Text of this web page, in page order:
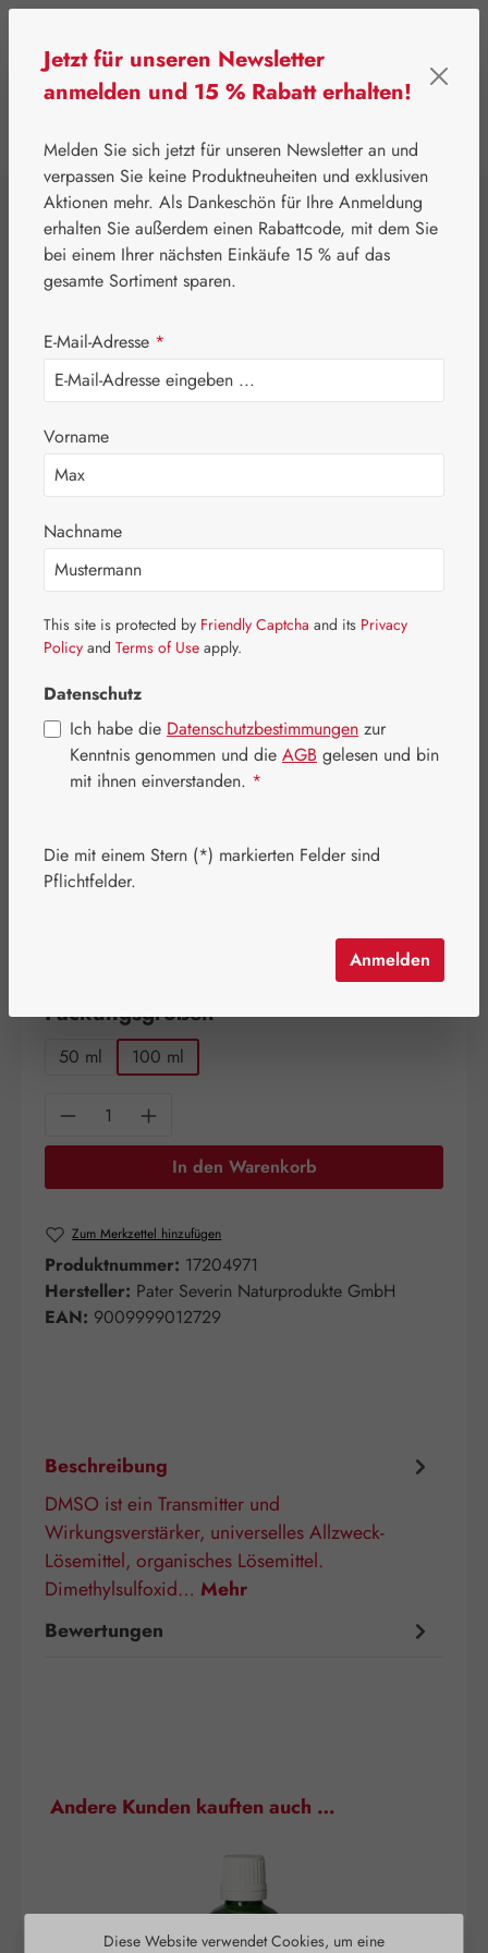
Pater Severin Naturprodukte Tropfen & Sprays
DMSO-Spray 15%
Bildergalerie überspringen
15,95 €
Inhalt: 0.1 Liter (159,50 € / 1 Liter)
Preise inkl. MwSt. zzgl. Versandkosten
Packungsgrößenauswählen
50 ml 100 ml
Produkt Anzahl: Gib den gewünschten
In den Warenkorb
Zum Merkzettel hinzufügen
Produktnummer: 17204971
Hersteller: Pater Severin Naturprodukte GmbH
EAN: 9009999012729
Beschreibung
DMSO ist ein Transmitter und
Wirkungsverstärker, universelles Allzweck-
Lösemittel, organisches Lösemittel.
Dimethylsulfoxid… Mehr
Bewertungen
Produktgalerie überspringen
Andere Kunden kauften auch …
Diese Website verwendet Cookies, um eine
Jetzt für unseren Newsletter
anmelden und 15 % Rabatt erhalten!
Melden Sie sich jetzt für unseren Newsletter an und
verpassen Sie keine Produktneuheiten und exklusiven
Aktionen mehr. Als Dankeschön für Ihre Anmeldung
erhalten Sie außerdem einen Rabattcode, mit dem Sie
bei einem Ihrer nächsten Einkäufe 15 % auf das
gesamte Sortiment sparen.
E-Mail-Adresse *
Vorname
Nachname
This site is protected by Friendly Captcha and its Privacy
Policy and Terms of Use apply.
Datenschutz
Ich habe die Datenschutzbestimmungen zur
Kenntnis genommen und die AGB gelesen und bin
mit ihnen einverstanden. *
Die mit einem Stern (*) markierten Felder sind
Pflichtfelder.
Anmelden